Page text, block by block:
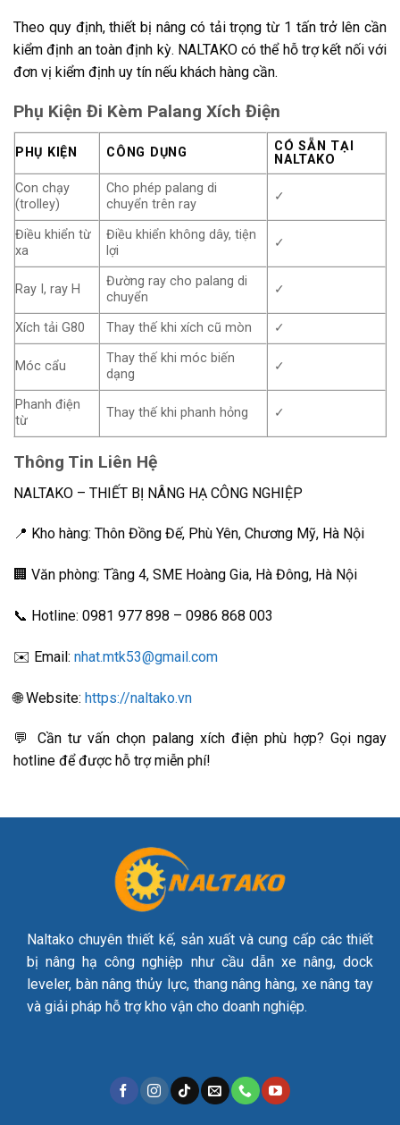
Theo quy định, thiết bị nâng có tải trọng từ 1 tấn trở lên cần
kiểm định an toàn định kỳ. NALTAKO có thể hỗ trợ kết nối với
đơn vị kiểm định uy tín nếu khách hàng cần.
Phụ Kiện Đi Kèm Palang Xích Điện
PHỤ KIỆN CÔNG DỤNG
CÓ SẴN TẠI
NALTAKO
Con chạy
(trolley)
Cho phép palang di
chuyển trên ray
✓
Điều khiển từ
xa
Điều khiển không dây, tiện
lợi
✓
Ray I, ray H
Đường ray cho palang di
chuyển
✓
Xích tải G80 Thay thế khi xích cũ mòn ✓
Móc cẩu
Thay thế khi móc biến
dạng
✓
Phanh điện
từ
Thay thế khi phanh hỏng ✓
Thông Tin Liên Hệ
NALTAKO – THIẾT BỊ NÂNG HẠ CÔNG NGHIỆP
📍 Kho hàng: Thôn Đồng Đế, Phù Yên, Chương Mỹ, Hà Nội
🏢 Văn phòng: Tầng 4, SME Hoàng Gia, Hà Đông, Hà Nội
📞 Hotline: 0981 977 898 – 0986 868 003
✉️ Email: nhat.mtk53@gmail.com
🌐 Website: https://naltako.vn
💬 Cần tư vấn chọn palang xích điện phù hợp? Gọi ngay
hotline để được hỗ trợ miễn phí!
Naltako chuyên thiết kế, sản xuất và cung cấp các thiết
bị nâng hạ công nghiệp như cầu dẫn xe nâng, dock
leveler, bàn nâng thủy lực, thang nâng hàng, xe nâng tay
và giải pháp hỗ trợ kho vận cho doanh nghiệp.